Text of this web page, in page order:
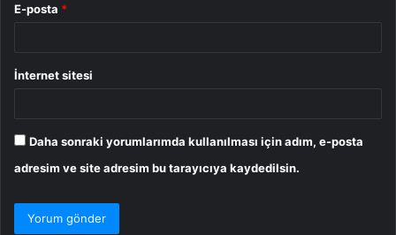
E-posta *
İnternet sitesi
Daha sonraki yorumlarımda kullanılması için adım, e-posta
adresim ve site adresim bu tarayıcıya kaydedilsin.